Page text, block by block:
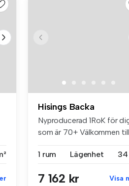
Hisings Backa
Nyproducerad 1RoK för
som är 70+ Välkommen till
1 rum
Lägenhet 34
7 162 kr Visa